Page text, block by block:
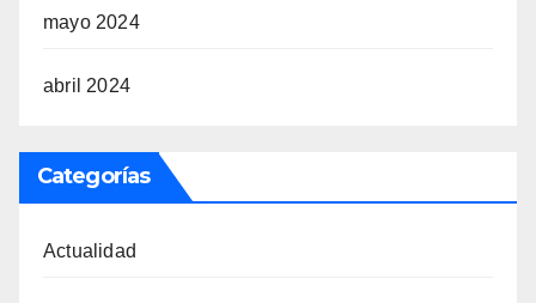
mayo 2024
abril 2024
Categorías
Actualidad